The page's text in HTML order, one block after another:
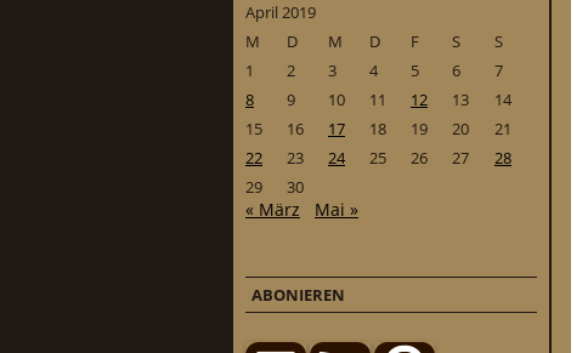
April 2019
M
D M D F S
S
1
2 3 4 5 6
7
8
9 10 11 12 13
14
15
16 17 18 19 20
21
22
23 24 25 26 27
28
29
30
« März Mai »
ABONIEREN